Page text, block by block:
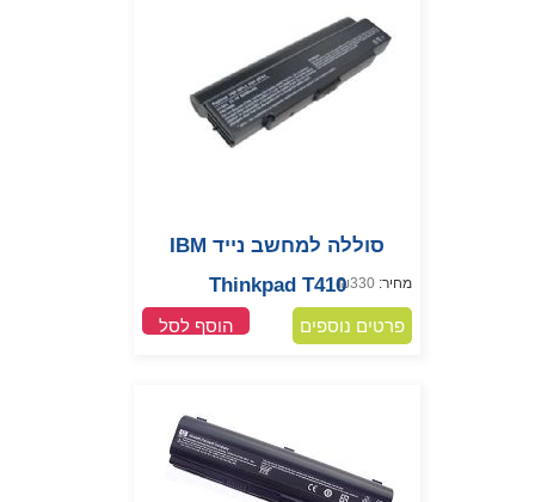
סוללה למחשב נייד IBM
Thinkpad T410
מחיר: ₪330
פרטים נוספים הוסף לסל